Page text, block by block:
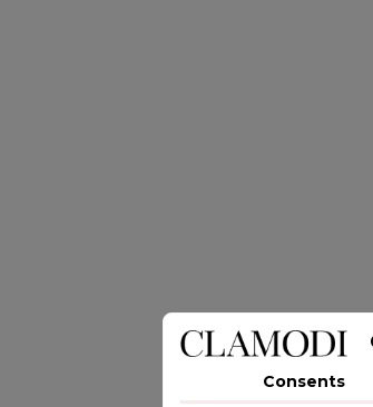
Consents